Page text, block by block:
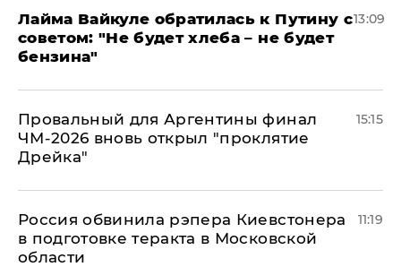
Лайма Вайкуле обратилась к Путину с
советом: "Не будет хлеба – не будет
бензина"
13:09
Провальный для Аргентины финал
ЧМ-2026 вновь открыл "проклятие
Дрейка"
15:15
Россия обвинила рэпера Киевстонера
в подготовке теракта в Московской
области
11:19